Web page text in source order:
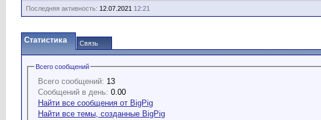
Последняя активность: 12.07.2021 12:21
Статистика Связь
Всего сообщений
Всего сообщений: 13
Сообщений в день: 0.00
Найти все сообщения от BigPig
Найти все темы, созданные BigPig